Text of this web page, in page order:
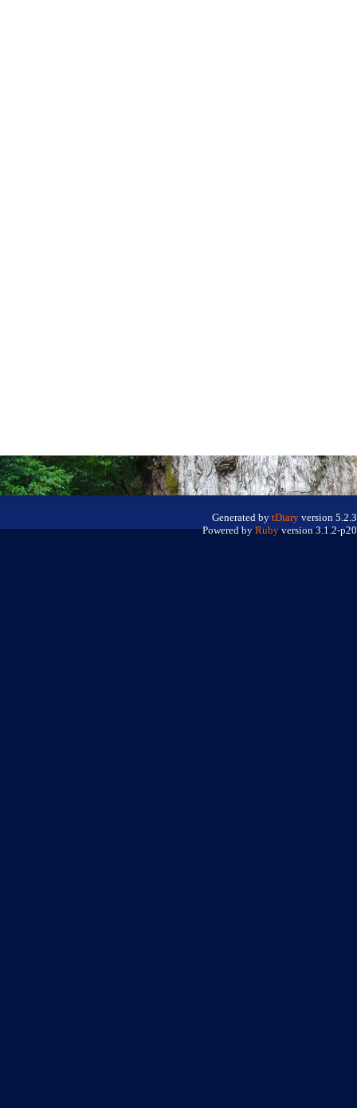
Generated by tDiary version 5.2.3
Powered byRubyversion 3.1.2-p20